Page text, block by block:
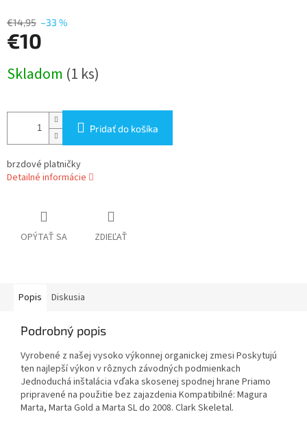
€14,95 –33 %
€10
cena:
Skladom (1 ks)
Pridať do košíka
brzdové platničky
Detailné informácie
OPÝTAŤ SA ZDIEĽAŤ
Popis Diskusia
Podrobný popis
Vyrobené z našej vysoko výkonnej organickej zmesi Poskytujú
ten najlepší výkon v rôznych závodných podmienkach
Jednoduchá inštalácia vďaka skosenej spodnej hrane Priamo
pripravené na použitie bez zajazdenia Kompatibilné: Magura
Marta, Marta Gold a Marta SL do 2008. Clark Skeletal.